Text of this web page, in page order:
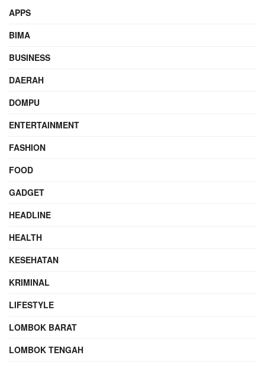
APPS
BIMA
BUSINESS
DAERAH
DOMPU
ENTERTAINMENT
FASHION
FOOD
GADGET
HEADLINE
HEALTH
KESEHATAN
KRIMINAL
LIFESTYLE
LOMBOK BARAT
LOMBOK TENGAH